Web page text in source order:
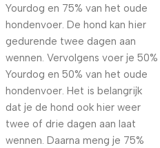
Yourdog en 75% van het oude
hondenvoer. De hond kan hier
gedurende twee dagen aan
wennen. Vervolgens voer je 50%
Yourdog en 50% van het oude
hondenvoer. Het is belangrijk
dat je de hond ook hier weer
twee of drie dagen aan laat
wennen. Daarna meng je 75%